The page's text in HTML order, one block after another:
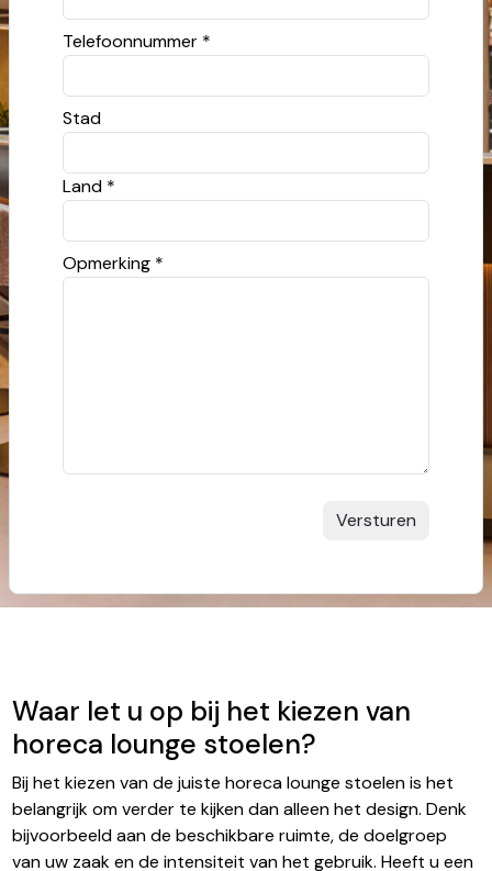
Telefoonnummer *
Stad
Land *
Opmerking *
Waar let u op bij het kiezen van
horeca lounge stoelen?
Bij het kiezen van de juiste horeca lounge stoelen is het
belangrijk om verder te kijken dan alleen het design. Denk
bijvoorbeeld aan de beschikbare ruimte, de doelgroep
van uw zaak en de intensiteit van het gebruik. Heeft u een